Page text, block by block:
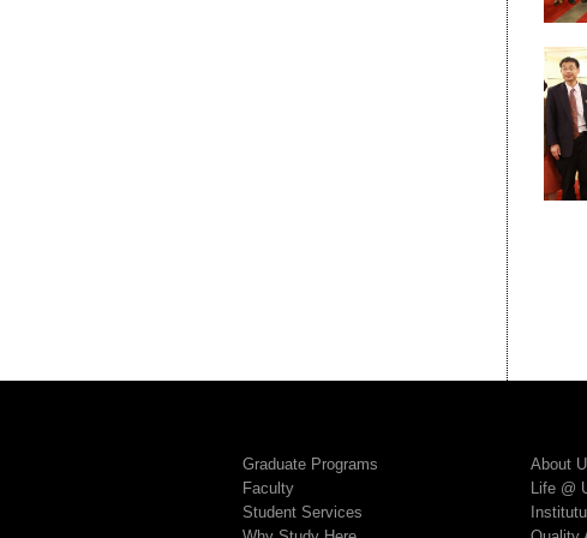
Graduate Programs
Faculty
Student Services
About
Life @